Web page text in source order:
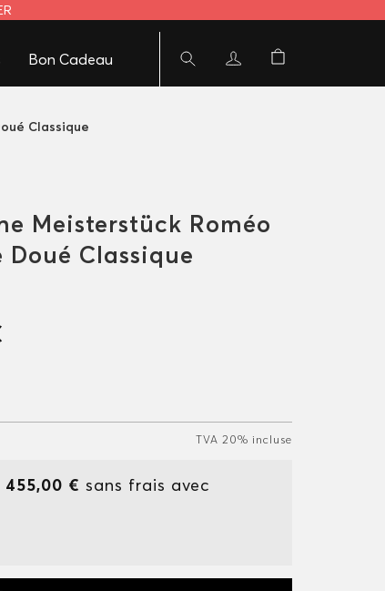
Bon Cadeau
Classique
Meisterstück Roméo
Classique
TVA 20% incluse
455,00 € sans frais avec